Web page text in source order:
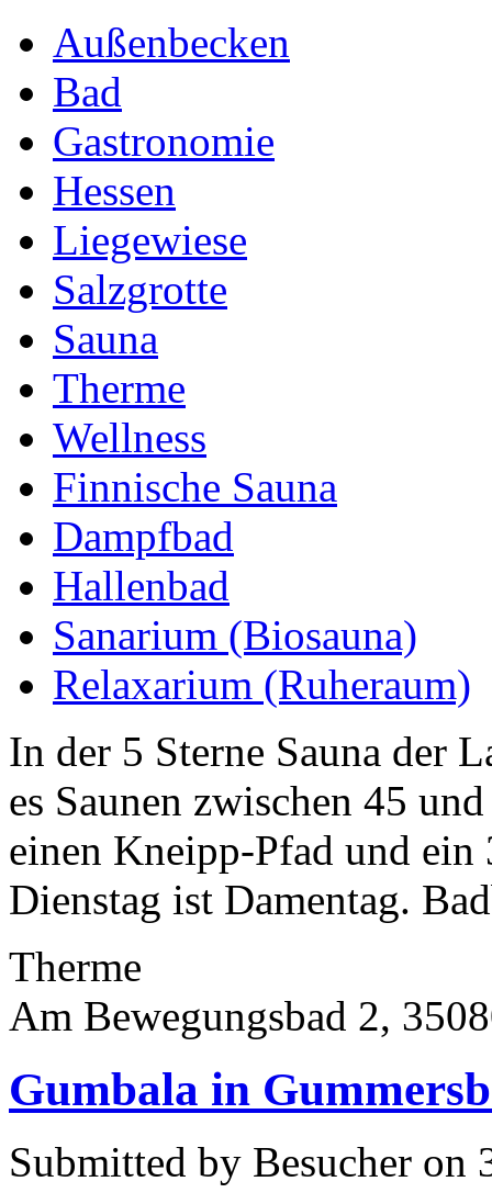
Außenbecken
Bad
Gastronomie
Hessen
Liegewiese
Salzgrotte
Sauna
Therme
Wellness
Finnische Sauna
Dampfbad
Hallenbad
Sanarium (Biosauna)
Relaxarium (Ruheraum)
In der 5 Sterne Sauna der
es Saunen zwischen 45
einen Kneipp-Pfad und ein
Dienstag ist Damentag.
Therme
Am Bewegungsbad 2,
Gumbala in
Submitted by Besucher on